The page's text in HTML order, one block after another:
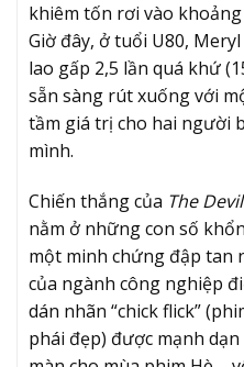
khiêm tốn rơi vào
Giờ đây, ở tuổi U80,
lao gấp 2,5 lần quá khứ
sẵn sàng rút xuống với
tầm giá trị cho hai người
mình.
Chiến thắng của The
nằm ở những con số
một minh chứng đập tan
của ngành công nghiệp
dán nhãn “chick flick”
phái đẹp) được mạnh